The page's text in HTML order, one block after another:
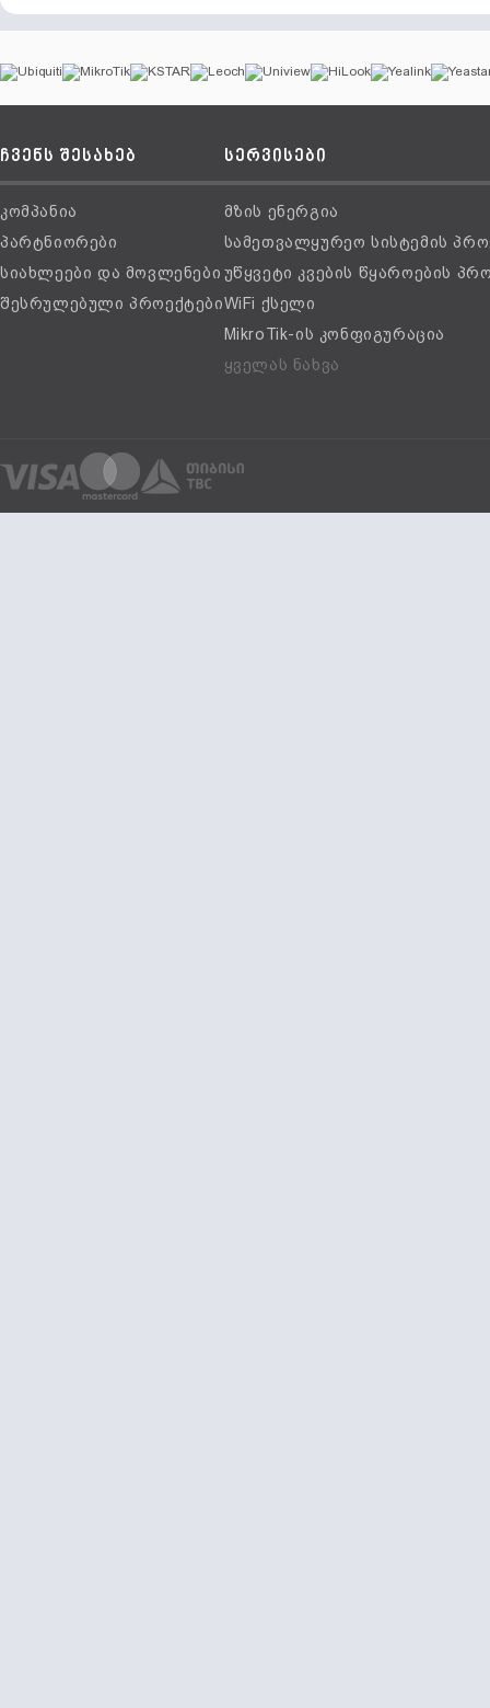
ჩვენს შესახებ
კომპანია
პარტნიორები
სიახლეები და მოვლენები
შესრულებული პროექტები
სერვისები
მზის ენერგია
სამეთვალყურეო სისტემის
უწყვეტი კვების წყაროების
WiFi ქსელი
MikroTik-ის კონფიგურაცია
ყველას ნახვა